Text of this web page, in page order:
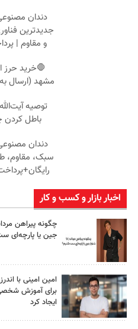
دندان
جدیدترین
و مقاوم |
🛑خرید حرز
مشهد (ارسال
توصیه
باطل
دندان
سبک، مقاوم،
اخبار بازار و کسب و کار
چگونه پیراهن
جین یا پارچه‌ای
امین امینی با
برای آموزش
ایجاد کرد